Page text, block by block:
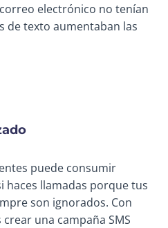
electrónico no tenían
de texto aumentaban las
puede consumir
haces llamadas porque tus
son ignorados. Con
una campaña SMS